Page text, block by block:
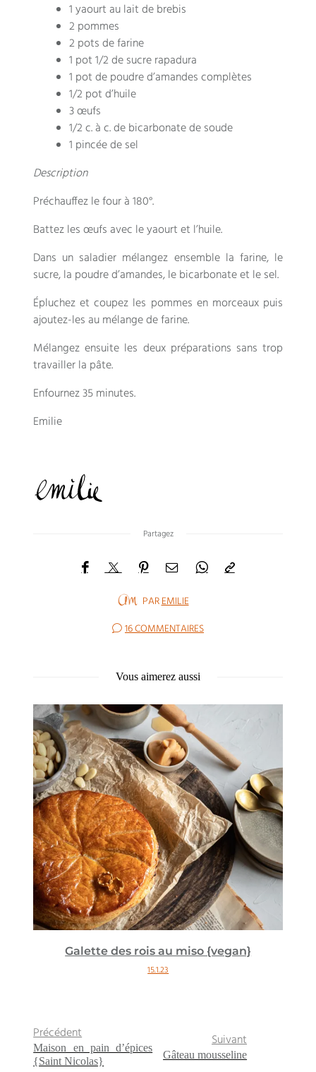
1 yaourt au lait de brebis
2 pommes
2 pots de farine
1 pot 1/2 de sucre rapadura
1 pot de poudre d’amandes complètes
1/2 pot d’huile
3 œufs
1/2 c. à c. de bicarbonate de soude
1 pincée de sel
Description
Préchauffez le four à 180°.
Battez les œufs avec le yaourt et l’huile.
Dans un saladier mélangez ensemble la farine, le
sucre, la poudre d’amandes, le bicarbonate et le sel.
Épluchez et coupez les pommes en morceaux puis
ajoutez-les au mélange de farine.
Mélangez ensuite les deux préparations sans trop
travailler la pâte.
Enfournez 35 minutes.
Emilie
Partagez
PAREMILIE
16 COMMENTAIRES
Vous aimerez aussi
Galette des rois au miso {vegan}
15.1.23
Précédent
Maison en pain d’épices
{Saint Nicolas}
Suivant
Gâteau mousseline